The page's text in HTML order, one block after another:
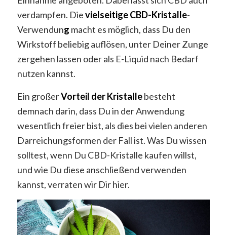
verdampfen. Dievielseitige CBD-Kristalle-
Verwendung macht es möglich, dass Du den
Wirkstoff beliebig auflösen, unter Deiner Zunge
zergehen lassen oder als E-Liquid nach Bedarf
nutzen kannst.
Ein großerVorteil der Kristallebesteht
demnach darin, dass Du in der Anwendung
wesentlich freier bist, als dies bei vielen anderen
Darreichungsformen der Fall ist. Was Du wissen
solltest, wenn Du CBD-Kristalle kaufen willst,
und wie Du diese anschließend verwenden
kannst, verraten wir Dir hier.